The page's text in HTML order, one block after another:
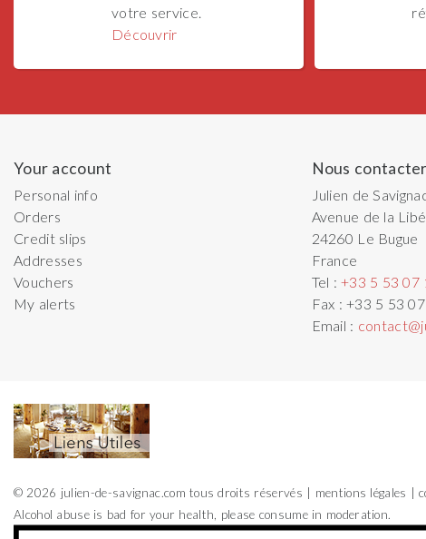
votre service.
Découvrir
Your account
Personal info
Orders
Credit slips
Addresses
Vouchers
My alerts
Nous contacter
Julien de
Avenue de la
24260 Le Bugue
France
Tel :+33 5 53 07
Fax :+33 5 53
Email :
© 2026 julien-de-savignac.com tous droits réservés mentions légales
Alcohol abuse is bad for your health, please consume in moderation.